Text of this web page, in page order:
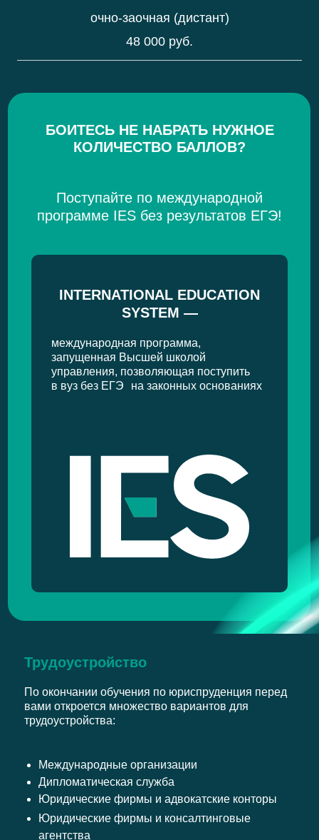
очно-заочная (дистант)
48 000 руб.
БОИТЕСЬ НЕ НАБРАТЬ НУЖНОЕ
КОЛИЧЕСТВО БАЛЛОВ?
Поступайте по международной
программе IES без результатов ЕГЭ!
INTERNATIONAL EDUCATION
SYSTEM —
международная программа,
запущенная Высшей школой
управления, позволяющая поступить
в вуз без ЕГЭ на законных основаниях
Трудоустройство
По окончании обучения по юриспруденция перед
вами откроется множество вариантов для
трудоустройства:
Юридические фирмы и консалтинговые
агентства
Международные организации
Дипломатическая служба
Юридические фирмы и адвокатские конторы